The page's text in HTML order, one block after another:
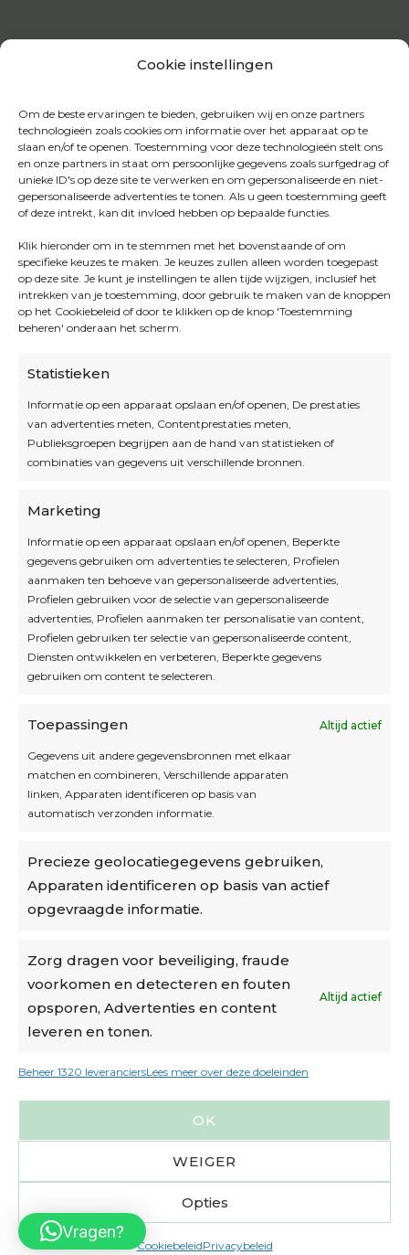
Cookie instellingen
Om de beste ervaringen te bieden, gebruiken wij en onze partners
technologieën zoals cookies om informatie over het apparaat op te
slaan en/of te openen. Toestemming voor deze technologieën stelt ons
en onze partners in staat om persoonlijke gegevens zoals surfgedrag of
unieke ID's op deze site te verwerken en om gepersonaliseerde en niet-
gepersonaliseerde advertenties te tonen. Als u geen toestemming geeft
of deze intrekt, kan dit invloed hebben op bepaalde functies.
Klik hieronder om in te stemmen met het bovenstaande of om
specifieke keuzes te maken. Je keuzes zullen alleen worden toegepast
op deze site. Je kunt je instellingen te allen tijde wijzigen, inclusief het
intrekken van je toestemming, door gebruik te maken van de knoppen
op het Cookiebeleid of door te klikken op de knop 'Toestemming
beheren' onderaan het scherm.
Statistieken
Informatie op een apparaat opslaan en/of openen, De prestaties
van advertenties meten, Contentprestaties meten,
Publieksgroepen begrijpen aan de hand van statistieken of
combinaties van gegevens uit verschillende bronnen.
Marketing
Informatie op een apparaat opslaan en/of openen, Beperkte
gegevens gebruiken om advertenties te selecteren, Profielen
aanmaken ten behoeve van gepersonaliseerde advertenties,
Profielen gebruiken voor de selectie van gepersonaliseerde
advertenties, Profielen aanmaken ter personalisatie van content,
Profielen gebruiken ter selectie van gepersonaliseerde content,
Diensten ontwikkelen en verbeteren, Beperkte gegevens
gebruiken om content te selecteren.
Toepassingen Altijd actief
Gegevens uit andere gegevensbronnen met elkaar
matchen en combineren, Verschillende apparaten
linken, Apparaten identificeren op basis van
automatisch verzonden informatie.
Precieze geolocatiegegevens gebruiken,
Apparaten identificeren op basis van actief
opgevraagde informatie.
Zorg dragen voor beveiliging, fraude
voorkomen en detecteren en fouten
opsporen, Advertenties en content
leveren en tonen.
Altijd actief
Beheer 1320 leveranciersLees meer over deze doeleinden
OK
WEIGER
Opties
CookiebeleidPrivacybeleid
Openingsuren
Blijf op de hoogte
Interesse in leuke kadotips of toffe acties?
Laat dan hier je mailadres achter.
Algemene voorwaarden
Cookiebeleid
Accountinstellingen
Verzending
€6,50-€7,50 via Bpost
Vragen?